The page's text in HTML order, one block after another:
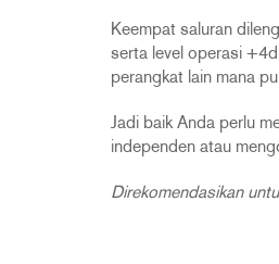
Keempat saluran
serta level operasi
perangkat lain mana
Jadi baik Anda perlu
independen atau
Direkomendasikan